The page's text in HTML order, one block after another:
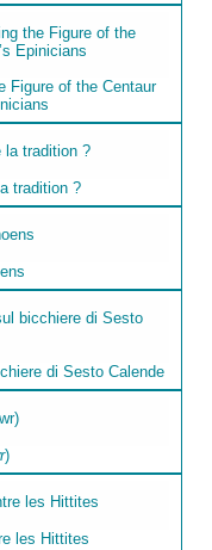
Figure of the Centaur
tradition ?
di Sesto Calende
)
les Hittites